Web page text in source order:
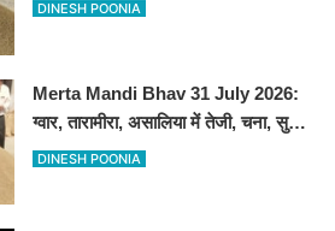
DINESH POONIA
Merta Mandi Bhav 31 July 2026:
ग्वार, तारामीरा, असालिया में तेजी, चना, सुवा,
रायड़ा मंदे बिके
DINESH POONIA